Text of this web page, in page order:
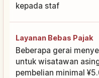
kepada staf
Layanan Bebas Pajak
Beberapa gerai
untuk wisatawan
pembelian minimal